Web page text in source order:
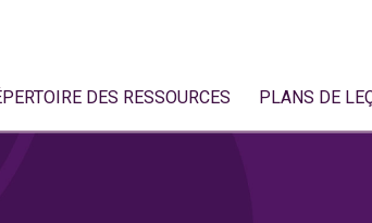
DES RESSOURCES PLANS DE